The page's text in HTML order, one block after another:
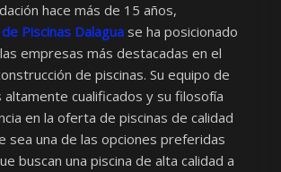
hace más de 15 años,
Piscinas Dalagua se ha posicionado
empresas más destacadas en el
de piscinas. Su equipo de
cualificados y su filosofía
en la oferta de piscinas de calidad
sea una de las opciones preferidas
buscan una piscina de alta calidad a